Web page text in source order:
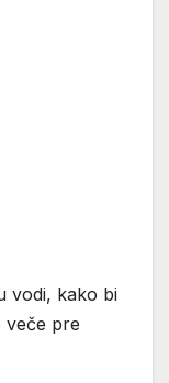
vodi, kako bi
veče pre